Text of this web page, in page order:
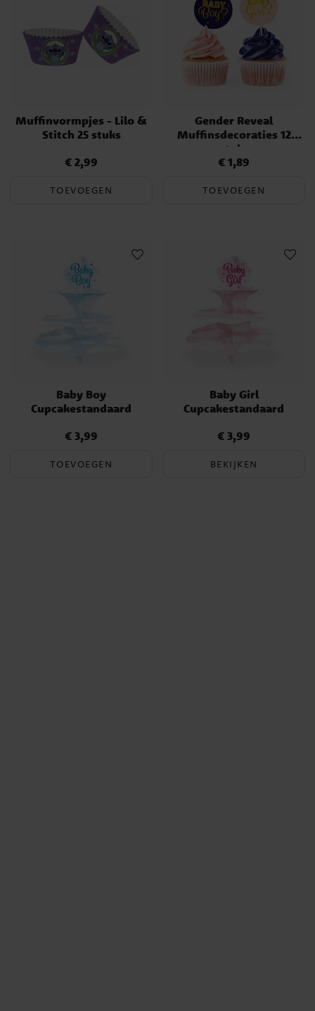
Muffinvormpjes - Lilo &
Stitch 25 stuks
Prijs :€ 2,99
€ 2,99
TOEVOEGEN
Gender Reveal
Muffinsdecoraties 12
stuks
Prijs :€ 1,89
€ 1,89
TOEVOEGEN
Baby Boy
Cupcakestandaard
Prijs :€ 3,99
€ 3,99
TOEVOEGEN
Baby Girl
Cupcakestandaard
Prijs :€ 3,99
€ 3,99
BEKIJKEN